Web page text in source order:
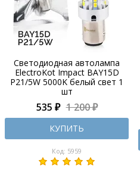
Светодиодная автолампа
ElectroKot Impact BAY15D
P21/5W 5000K белый свет 1
шт
535 ₽ 1 200 ₽
КУПИТЬ
Код: 5959